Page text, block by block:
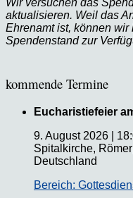
Wir versuchen das
aktualisieren. Weil das
Ehrenamt ist, können
Spendenstand zur
kommende Termine
Eucharistiefeier
9. August 2026
Spitalkirche,
Deutschland
Bereich: